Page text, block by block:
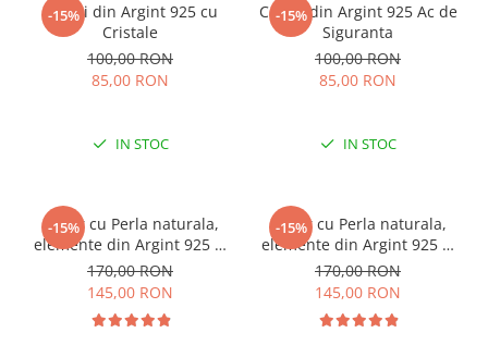
-15%
Cercei din Argint 925 cu
Cristale
100,00 RON
85,00 RON
IN STOC
-15%
Cercei din Argint 925 Ac de
Siguranta
100,00 RON
85,00 RON
IN STOC
-15%
Colier cu Perla naturala,
elemente din Argint 925 si
margele Miyuki, multicolor
170,00 RON
145,00 RON
-15%
Colier cu Perla naturala,
elemente din Argint 925 si
margele Miyuki, verde/kiwi
170,00 RON
145,00 RON